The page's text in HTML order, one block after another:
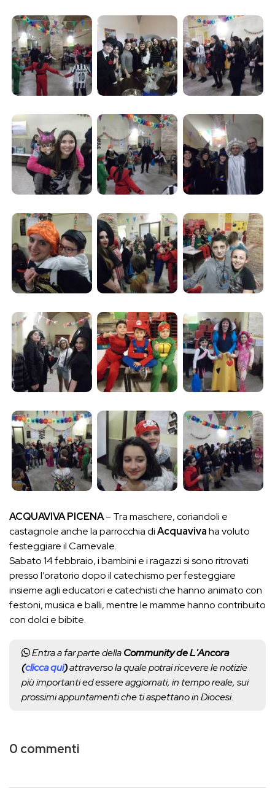
ACQUAVIVA PICENA– Tra maschere, coriandoli e
castagnole anche la parrocchia diAcquavivaha voluto
festeggiare il Carnevale.
Sabato 14 febbraio, i bambini e i ragazzi si sono ritrovati
presso l’oratorio dopo il catechismo per festeggiare
insieme agli educatori e catechisti che hanno animato con
festoni, musica e balli, mentre le mamme hanno contribuito
con dolci e bibite.
Entra a far parte dellaCommunity de L'Ancora
(clicca qui)attraverso la quale potrai ricevere le notizie
più importanti ed essere aggiornati, in tempo reale, sui
prossimi appuntamenti che ti aspettano in Diocesi.
0 commenti